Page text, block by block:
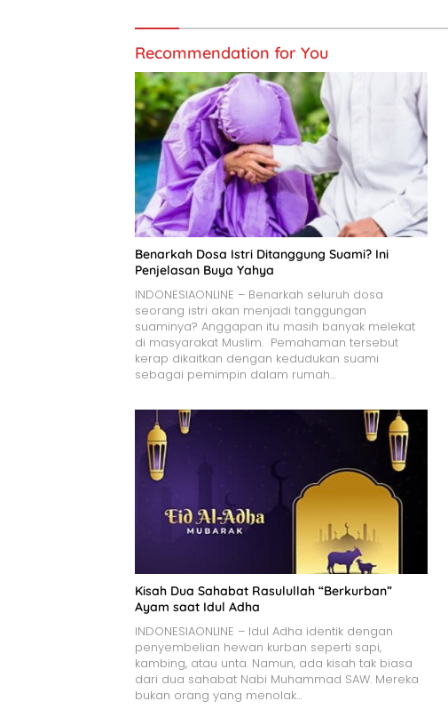
Recommendation for You
Benarkah Dosa Istri Ditanggung Suami? Ini
Penjelasan Buya Yahya
INDONESIAONLINE – Benarkah seluruh dosa
seorang istri akan menjadi tanggungan
suaminya? Anggapan itu masih banyak melekat
di masyarakat Muslim. Pemahaman tersebut
kerap dikaitkan dengan kedudukan suami
sebagai pemimpin dalam rumah…
Kisah Dua Sahabat Rasulullah “Berkurban”
Ayam saat Idul Adha
INDONESIAONLINE – Idul Adha identik dengan
penyembelian hewan kurban seperti sapi,
kambing, atau unta. Namun, ada kisah tak biasa
dari dua sahabat Nabi Muhammad SAW. Mereka
bukan orang yang menolak…